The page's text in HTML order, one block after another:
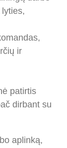
ir
patirtis
dirbant su
aplinką,